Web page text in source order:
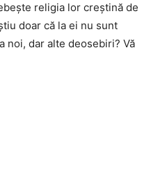
religia lor creştină de
doar că la ei nu sunt
noi, dar alte deosebiri? Vă